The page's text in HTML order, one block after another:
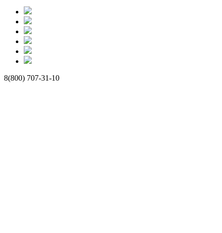
8(800) 707-31-10